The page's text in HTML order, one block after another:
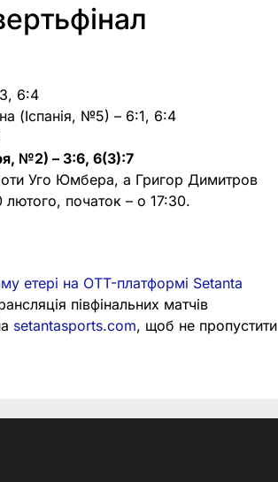
6:4
(Іспанія, №5) – 6:1, 6:4
№2) – 3:6, 6(3):7
Уго Юмбера, а Григор Димитров
лютого, початок – о 17:30.
етері на OTT-платформі Setanta
півфінальних матчів
setantasports.com, щоб не пропустити